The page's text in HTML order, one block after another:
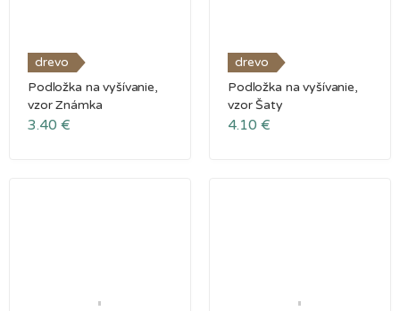
drevo
Podložka na vyšívanie,
vzor Známka
3.40 €
drevo
Podložka na vyšívanie,
vzor Šaty
4.10 €